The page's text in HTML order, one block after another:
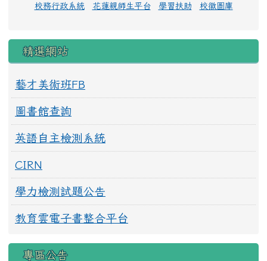
校務行政系統 花蓮親師生平台 學習扶助 校徽圖庫
精選網站
藝才美術班FB
圖書館查詢
英語自主檢測系統
CIRN
學力檢測試題公告
教育雲電子書整合平台
專區公告